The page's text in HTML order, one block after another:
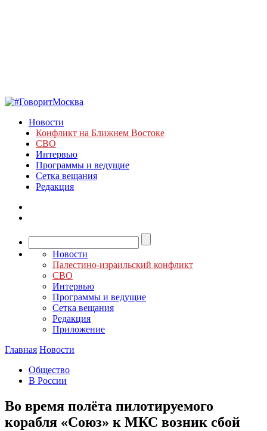
Новости
Конфликт на Ближнем Востоке
СВО
Интервью
Программы и ведущие
Сетка вещания
Редакция
Новости
Палестино-израильский конфликт
СВО
Интервью
Программы и ведущие
Сетка вещания
Редакция
Приложение
Главная Новости
Общество
В России
Во время полёта пилотируемого
корабля «Союз» к МКС возник сбой